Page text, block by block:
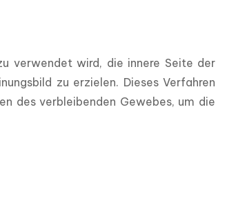
verwendet wird, die innere Seite der
zu erzielen. Dieses Verfahren
des verbleibenden Gewebes, um die